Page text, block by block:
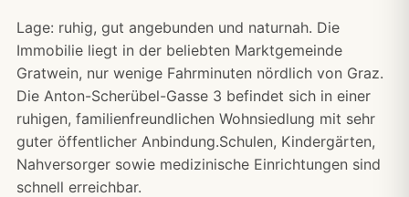
Lage: ruhig, gut angebunden und naturnah. Die
Immobilie liegt in der beliebten Marktgemeinde
Gratwein, nur wenige Fahrminuten nördlich von Graz.
Die Anton-Scherübel-Gasse 3 befindet sich in einer
ruhigen, familienfreundlichen Wohnsiedlung mit sehr
guter öffentlicher Anbindung.Schulen, Kindergärten,
Nahversorger sowie medizinische Einrichtungen sind
schnell erreichbar.